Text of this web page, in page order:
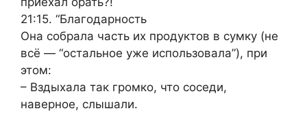
21:15. “Благодарность
Она собрала часть их продуктов в сумку (не
всё — “остальное уже использовала”), при
этом:
– Вздыхала так громко, что соседи,
наверное, слышали.